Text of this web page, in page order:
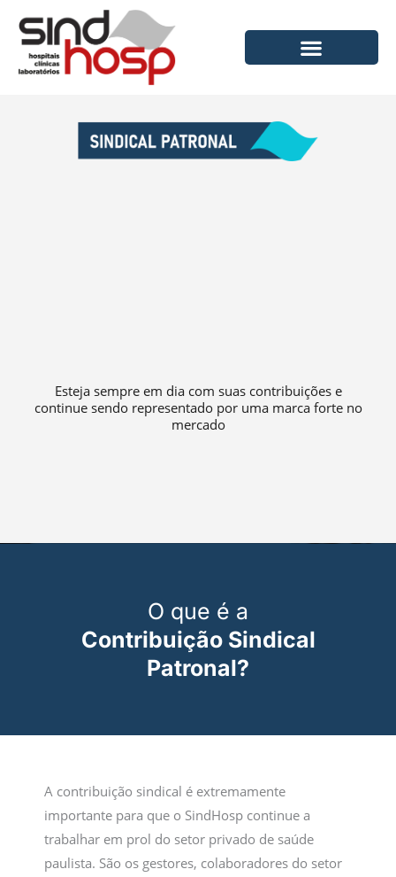
para
conteúdo
Esteja sempre em dia com suas contribuições e
continue sendo representado por uma marca forte no
mercado
O que é a
Contribuição Sindical
Patronal?
A contribuição sindical é extremamente
importante para que o SindHosp continue a
trabalhar em prol do setor privado de saúde
paulista. São os gestores, colaboradores do setor